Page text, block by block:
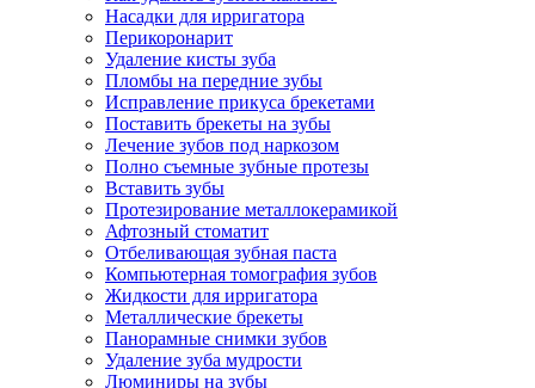
Насадки для ирригатора
Перикоронарит
Удаление кисты зуба
Пломбы на передние зубы
Исправление прикуса брекетами
Поставить брекеты на зубы
Лечение зубов под наркозом
Полно съемные зубные протезы
Вставить зубы
Протезирование металлокерамикой
Афтозный стоматит
Отбеливающая зубная паста
Компьютерная томография зубов
Жидкости для ирригатора
Металлические брекеты
Панорамные снимки зубов
Удаление зуба мудрости
Люминиры на зубы